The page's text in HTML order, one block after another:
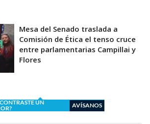
Mesa del Senado traslada a
Comisión de Ética el tenso cruce
entre parlamentarias Campillai y
Flores
UN
AVÍSANOS